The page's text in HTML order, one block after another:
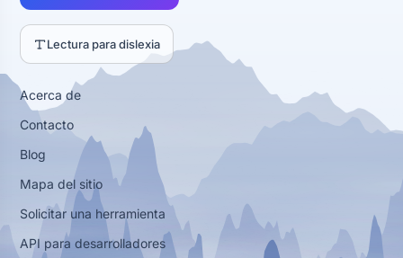
Lectura para dislexia
Acerca de
Contacto
Blog
Mapa del sitio
Solicitar una herramienta
API para desarrolladores